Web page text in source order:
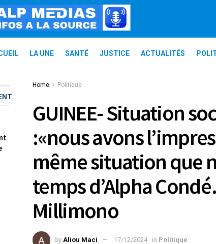
LA UNE SANTÉ JUSTICE ACTUALITÉS
Home Politique
GUINEE- Situation
:«nous avons
même situation que
temps d’Alpha
Millimono
by Aliou Maci 17/12/2024 in Politique